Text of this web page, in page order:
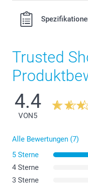
Trusted
4.4
VON5
Alle Bewertungen (7)
5 Sterne
4 Sterne
3 Sterne